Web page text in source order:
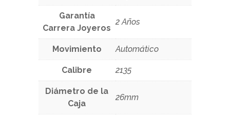
Garantía
Carrera Joyeros
2 Años
Movimiento Automático
Calibre 2135
Diámetro de la
Caja
26mm